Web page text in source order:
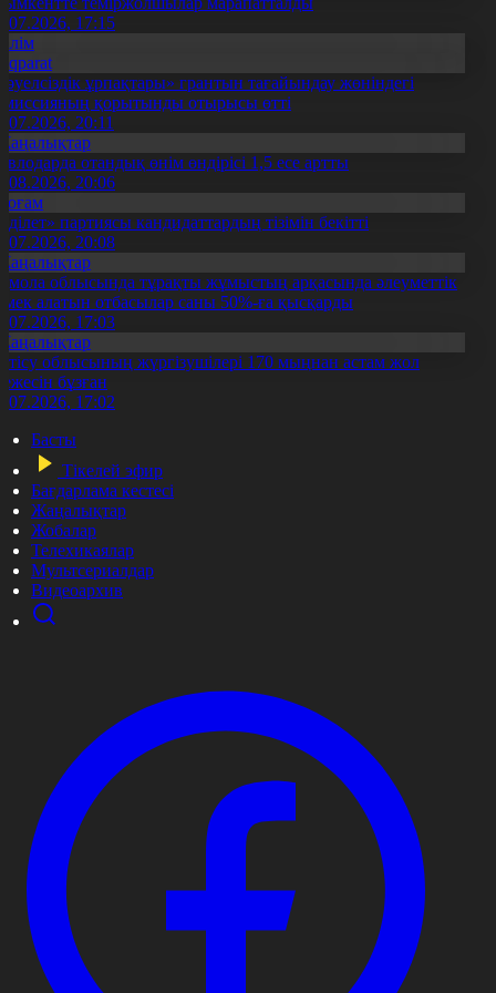
17:15
ұрпақтары» грантын тағайындау жөніндегі
қорытынды отырысы өтті
20:11
отандық өнім өндірісі 1,5 есе артты
20:06
партиясы кандидаттардың тізімін бекітті
20:08
облысында тұрақты жұмыстың арқасында әлеуметтік
алатын отбасылар саны 50%-ға қысқарды
17:03
облысының жүргізушілері 170 мыңнан астам жол
бұзған
17:02
Басты
Тікелей эфир
Бағдарлама кестесі
Жаңалықтар
Жобалар
Телехикаялар
Мультсериалдар
Видеоархив